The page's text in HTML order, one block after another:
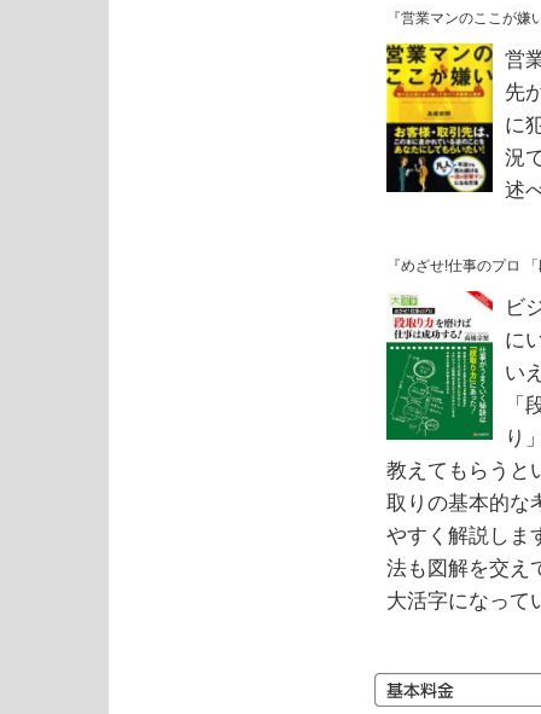
『営業マンのここが嫌
営
先
に
況
述
『めざせ!仕事のプロ
ビ
に
い
「
り
教えてもらうと
取りの基本的な
やすく解説しま
法も図解を交え
大活字になって